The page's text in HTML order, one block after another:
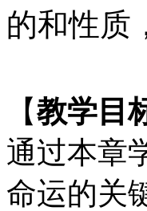
的和性质
【教学目
通过本章
命运的关